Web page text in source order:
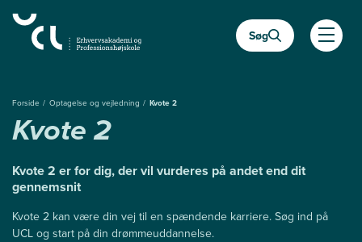
hovedindhold
Søg
Åben
Forside Optagelse og vejledning Kvote 2
Kvote 2
Kvote 2 er for dig, der vil vurderes på andet end dit
gennemsnit
Kvote 2 kan være din vej til en spændende karriere. Søg ind på
UCL og start på din drømmeuddannelse.